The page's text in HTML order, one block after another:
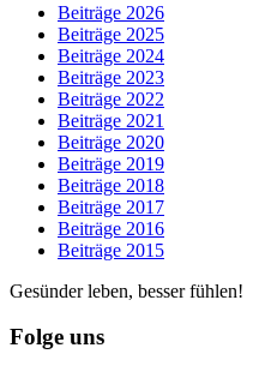
Beiträge 2026
Beiträge 2025
Beiträge 2024
Beiträge 2023
Beiträge 2022
Beiträge 2021
Beiträge 2020
Beiträge 2019
Beiträge 2018
Beiträge 2017
Beiträge 2016
Beiträge 2015
Gesünder leben, besser fühlen!
Folge uns